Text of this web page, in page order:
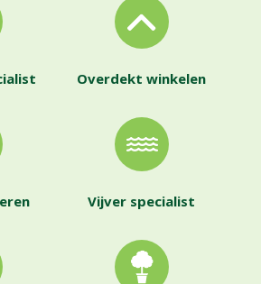
Overdekt winkelen
Vijver specialist